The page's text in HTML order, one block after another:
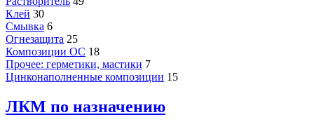
Клей 30
Смывка 6
Огнезащита 25
Композиции ОС 18
Прочее: герметики, мастики 7
Цинконаполненные композиции 15
ЛКМ по назначению